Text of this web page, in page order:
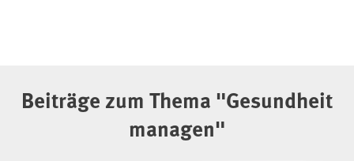
Beiträge zum Thema "Gesundheit
managen"